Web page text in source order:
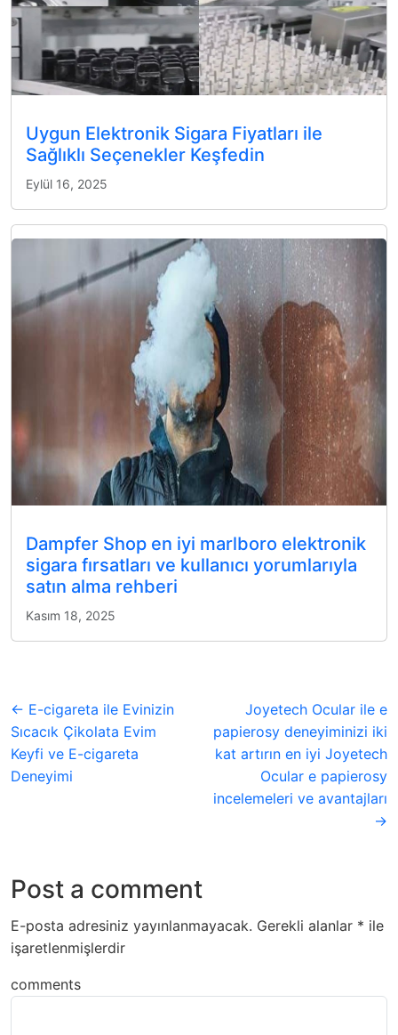
Uygun Elektronik Sigara Fiyatları ile
Sağlıklı Seçenekler Keşfedin
Eylül 16, 2025
Dampfer Shop en iyi marlboro elektronik
sigara fırsatları ve kullanıcı yorumlarıyla
satın alma rehberi
Kasım 18, 2025
← E-cigareta ile Evinizin
Sıcacık Çikolata Evim
Keyfi ve E-cigareta
Deneyimi
Joyetech Ocular ile e
papierosy deneyiminizi iki
kat artırın en iyi Joyetech
Ocular e papierosy
incelemeleri ve avantajları
→
Post a comment
E-posta adresiniz yayınlanmayacak. Gerekli alanlar * ile
işaretlenmişlerdir
comments